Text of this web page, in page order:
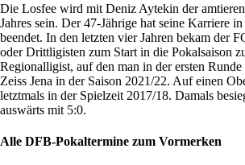
Die Losfee wird mit Deniz Aytekin der
Jahres sein. Der 47-Jährige hat seine Karriere
beendet. In den letzten vier Jahren bekam der
oder Drittligisten zum Start in die Pokalsaison
Regionalligist, auf den man in der ersten
Zeiss Jena in der Saison 2021/22. Auf einen
letztmals in der Spielzeit 2017/18. Damals
auswärts mit 5:0.
Alle DFB-Pokaltermine zum Vormerken